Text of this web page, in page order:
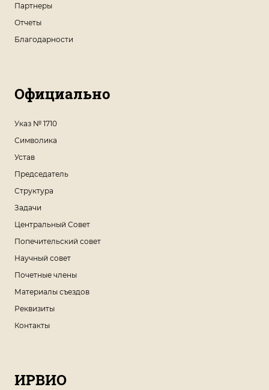
Партнеры
Отчеты
Благодарности
Официально
Указ № 1710
Символика
Устав
Председатель
Структура
Задачи
Центральный Совет
Попечительский совет
Научный совет
Почетные члены
Материалы съездов
Реквизиты
Контакты
ИРВИО